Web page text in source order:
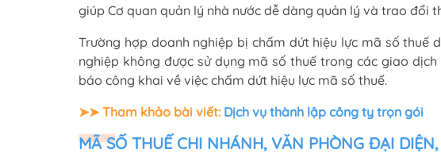
giúp Cơ quan quản lý nhà nước dễ dàng quản lý và trao đổi
Trường hợp doanh nghiệp bị chấm dứt hiệu lực mã số thuế
nghiệp không được sử dụng mã số thuế trong các giao
báo công khai về việc chấm dứt hiệu lực mã số thuế.
➤➤Tham khảo bài viết: Dịch vụ thành lập công ty trọn gói
MÃ SỐ THUẾ CHI NHÁNH, VĂN PHÒNG ĐẠI